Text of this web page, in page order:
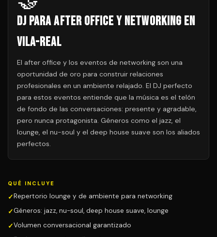
DJ para After Office y Networking en
Vila-real
El after office y los eventos de networking son una
oportunidad de oro para construir relaciones
profesionales en un ambiente relajado. El DJ perfecto
para estos eventos entiende que la música es el telón
de fondo de las conversaciones: presente y agradable,
pero nunca protagonista. Géneros como el jazz, el
lounge, el nu-soul y el deep house suave son los aliados
perfectos.
QUÉ INCLUYE
Repertorio lounge y de ambiente para networking
Géneros: jazz, nu-soul, deep house suave, lounge
Volumen conversacional garantizado